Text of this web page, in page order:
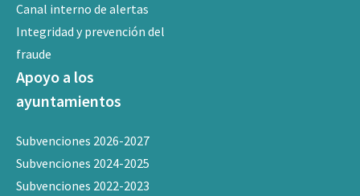
Canal interno de alertas
Integridad y prevención del
fraude
Apoyo a los
ayuntamientos
Subvenciones 2026-2027
Subvenciones 2024-2025
Subvenciones 2022-2023